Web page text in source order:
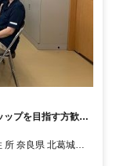
ップを目指す方歓
箸尾駅 徒歩35分